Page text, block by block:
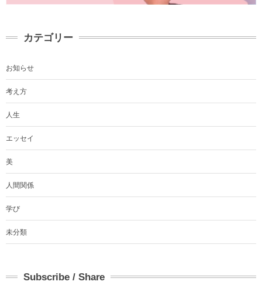
カテゴリー
お知らせ
考え方
人生
エッセイ
美
人間関係
学び
未分類
Subscribe / Share